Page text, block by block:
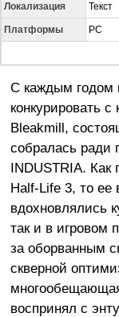
Локализация Текст
Платформы PC
С каждым годом
конкурировать
Bleakmill,
собралась ради
INDUSTRIA. Как
Half-Life 3, то ее
вдохновлялись
так и в игровом
за оборванным
скверной
воспринял с